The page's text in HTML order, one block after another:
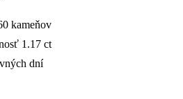
kameňov
1.17 ct
dní